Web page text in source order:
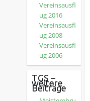
Vereinsausfl
ug 2016
Vereinsausfl
ug 2008
Vereinsausfl
ug 2006
TGS –
weitere
Beiträge